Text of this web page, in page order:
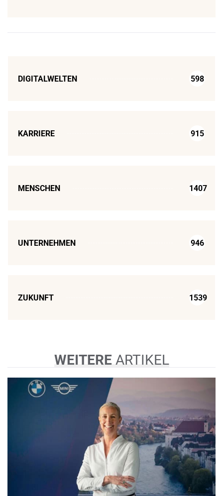
DIGITALWELTEN 598
KARRIERE 915
MENSCHEN 1407
UNTERNEHMEN 946
ZUKUNFT 1539
WEITEREARTIKEL